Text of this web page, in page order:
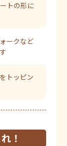
トの形に
ークなど
トッピン
！